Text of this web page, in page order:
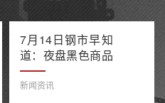
7月14日钢市早知
道：夜盘黑色商品
多数收跌 阿联酋
油轮在霍尔木兹海
新闻资讯